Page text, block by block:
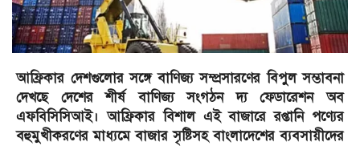
আফ্রিকার দেশগুলোর সঙ্গে বাণিজ্য সম্প্রসারণের বিপুল সম্ভাবনা
দেখছে দেশের শীর্ষ বাণিজ্য সংগঠন দ্য ফেডারেশন অব
এফবিসিসিআই। আফ্রিকার বিশাল এই বাজারে রপ্তানি পণ্যের
বহুমুখীকরণের মাধ্যমে বাজার সৃষ্টিসহ বাংলাদেশের ব্যবসায়ীদের